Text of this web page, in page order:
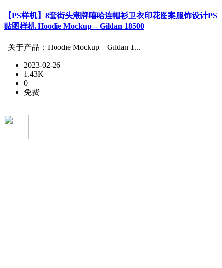
【PS样机】8套街头潮牌嘻哈连帽衫卫衣印花图案服饰设计PS
贴图样机 Hoodie Mockup – Gildan 18500
关于产品：Hoodie Mockup – Gildan 1...
2023-02-26
1.43K
0
免费